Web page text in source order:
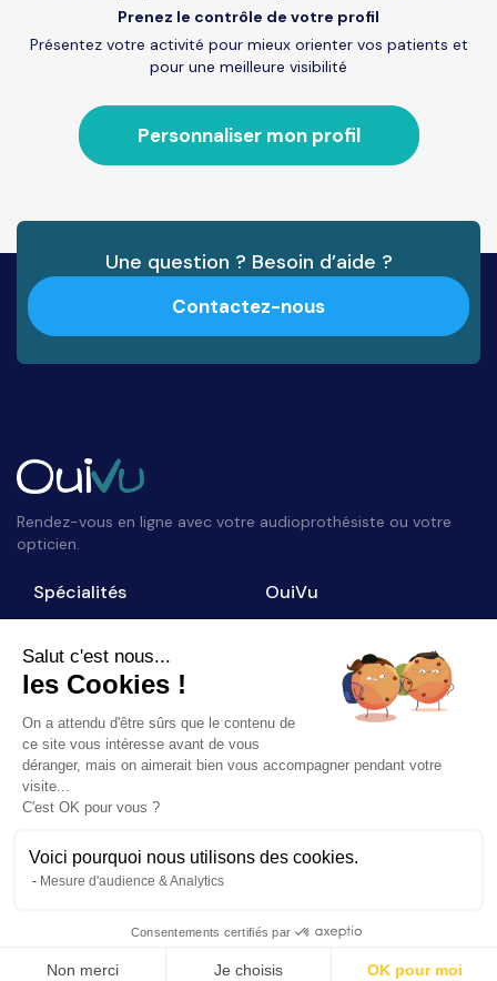
Prenez le contrôle de votre profil
Présentez votre activité pour mieux orienter vos patients et
pour une meilleure visibilité
Personnaliser mon profil
Une question ? Besoin d’aide ?
Contactez-nous
Rendez-vous en ligne avec votre audioprothésiste ou votre
opticien.
Spécialités
Opticiens
Audioprothésistes
OuiVu
Qui sommes-nous ?
Nous contacter
Accès professionnel
Suivez-nous
©2026OuiVu. Tous droits réservés
Salut c'est nous...
les Cookies !
On a attendu d'être sûrs que le contenu de
ce site vous intéresse avant de vous
déranger, mais on aimerait bien vous accompagner pendant votre
visite...
C'est OK pour vous ?
Voici pourquoi nous utilisons des cookies.
Mesure d'audience & Analytics
Consentements certifiés par
Non merci Je choisis OK pour moi